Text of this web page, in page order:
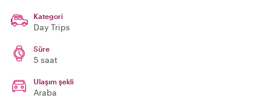
Kategori
Day Trips
Süre
5 saat
Ulaşım şekli
Araba